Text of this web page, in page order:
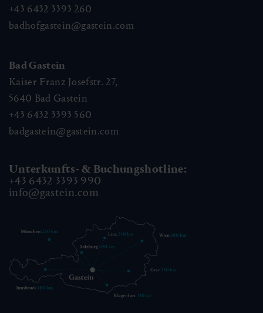
+43 6432 3393 260
badhofgastein@gastein.com
Bad Gastein
Kaiser Franz Josefstr. 27,
5640 Bad Gastein
+43 6432 3393 560
badgastein@gastein.com
Unterkunfts- & Buchungshotline:
+43 6432 3393 990
info@gastein.com